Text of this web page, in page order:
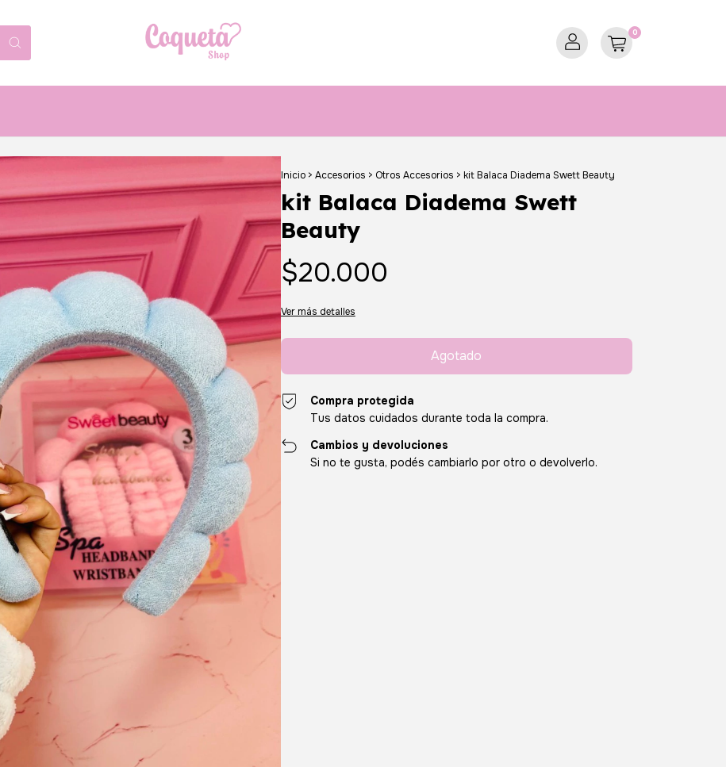
0
Inicio > Accesorios > Otros Accesorios > kit Balaca Diadema Swett Beauty
kit Balaca Diadema Swett
Beauty
$20.000
Ver más detalles
Compra protegida
Tus datos cuidados durante toda la compra.
Cambios y devoluciones
Si no te gusta, podés cambiarlo por otro o devolverlo.